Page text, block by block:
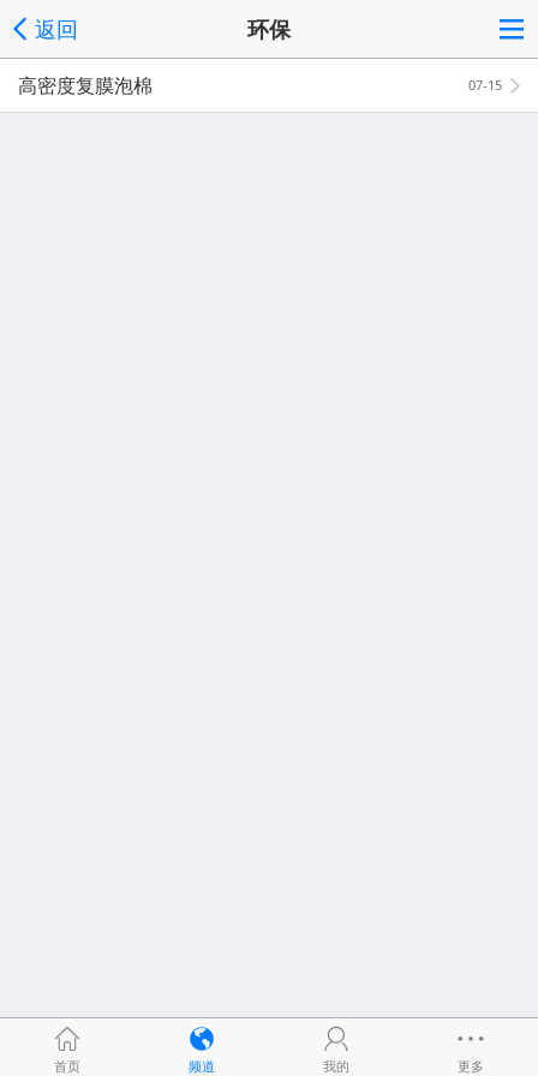
返回 环保
07-15
高密度复膜泡棉
首页 频道 我的 更多